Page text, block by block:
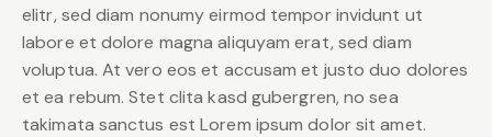
elitr, sed diam nonumy eirmod tempor invidunt ut
labore et dolore magna aliquyam erat, sed diam
voluptua. At vero eos et accusam et justo duo dolores
et ea rebum. Stet clita kasd gubergren, no sea
takimata sanctus est Lorem ipsum dolor sit amet.